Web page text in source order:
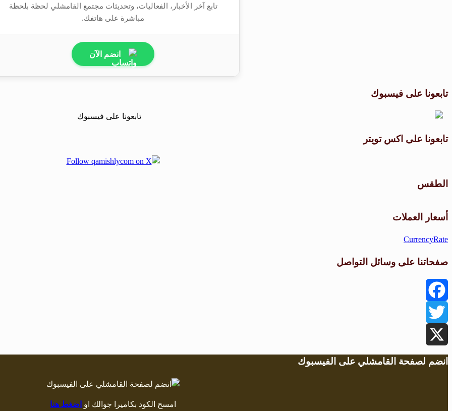
تابع آخر الأخبار، الفعاليات، وتحديثات مجتمع القامشلي لحظة بلحظة
مباشرة على هاتفك.
انضم الآن
تابعونا على فيسبوك
تابعونا على اكس تويتر
الطقس
أسعار العملات
CurrencyRate
صفحاتنا على وسائل التواصل
Facebook
Twitter
X
انضم لصفحة القامشلي على الفيسبوك
امسح الكود بكاميرا جوالك او اضغط هنا